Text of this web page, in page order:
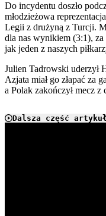
Do incydentu doszło
młodzieżowa
Legii z drużyną z Turcji.
dla nas wynikiem (3:1), za
jak jeden z naszych
Julien Tadrowski uderzył
Azjata miał go złapać za
a Polak zakończył mecz z
Dalsza część